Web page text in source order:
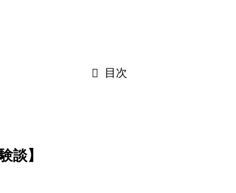
目次
談】